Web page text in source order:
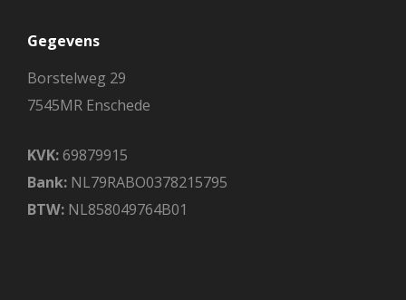
Gegevens
Borstelweg 29
7545MR Enschede
KVK:69879915
Bank: NL79RABO0378215795
BTW: NL858049764B01